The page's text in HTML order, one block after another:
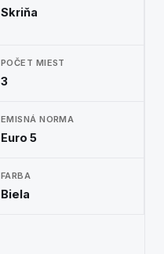
Skriňa
POČET MIEST
3
EMISNÁ NORMA
Euro 5
FARBA
Biela